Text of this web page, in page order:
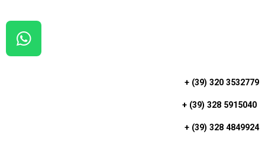
W
H
+ (39) 320 3532779
+ (39) 328 5915040
+ (39) 328 4849924